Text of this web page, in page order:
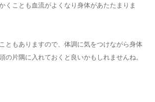
くことも血流がよくなり身体があたたまりま
ともありますので、体調に気をつけながら身体
の片隅に入れておくと良いかもしれませんね。